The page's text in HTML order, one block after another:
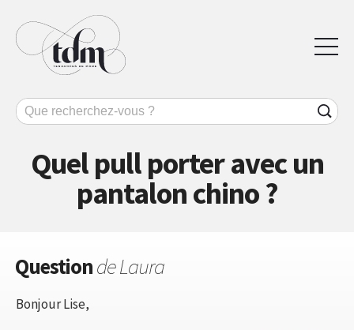
Quel pull porter avec un
pantalon chino ?
Questionde Laura
Bonjour Lise,